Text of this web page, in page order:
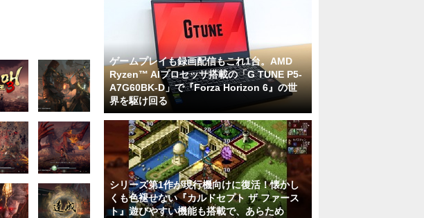
ゲームプレイも録画配信もこれ1台。AMD
Ryzen™ AIプロセッサ搭載の「G TUNE P5-
A7G60BK-D」で『Forza Horizon 6』の世
界を駆け回る
シリーズ第1作が現行機向けに復活！懐かし
くも色褪せない『カルドセプト ザ ファース
ト』遊びやすい機能も搭載で、あらため